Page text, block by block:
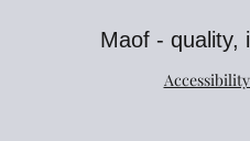
Maof - quality,